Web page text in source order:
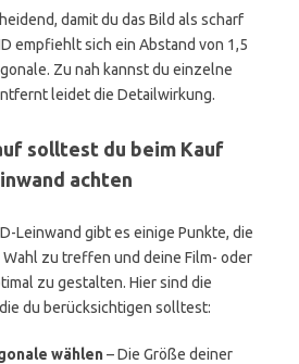
damit du das Bild als scharf
empfiehlt sich ein Abstand von 1,5
Zu nah kannst du einzelne
leidet die Detailwirkung.
solltest du beim Kauf
achten
Leinwand gibt es einige Punkte, die
zu treffen und deine Film- oder
zu gestalten. Hier sind die
du berücksichtigen solltest:
wählen– Die Größe deiner